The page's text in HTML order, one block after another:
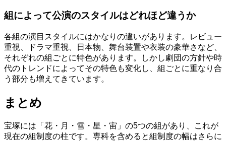
組によって公演のスタイルはどれほど違うか
各組の演目スタイルにはかなりの違いがあります。レビュー
重視、ドラマ重視、日本物、舞台装置や衣装の豪華さなど、
それぞれの組ごとに特色があります。しかし劇団の方針や時
代のトレンドによってその特色も変化し、組ごとに重なり合
う部分も増えてきています。
まとめ
宝塚には「花・月・雪・星・宙」の5つの組があり、これが
現在の組制度の柱です。専科を含めると組制度の幅はさらに